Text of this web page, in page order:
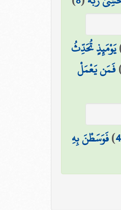
يَوْمَئِذٍ تُحَدِّثُ
فَمَن يَعْمَلْ
4
)فَوَسَطْنَ بِهِ